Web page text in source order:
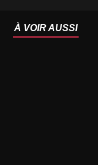
À VOIR AUSSI